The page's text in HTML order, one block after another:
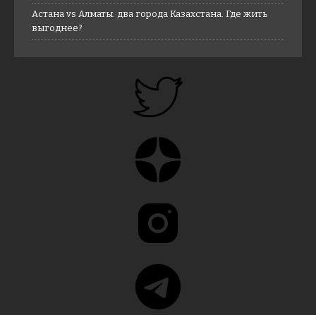
Астана vs Алматы: два города Казахстана. Где жить
выгоднее?